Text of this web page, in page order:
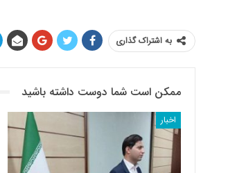
به اشتراک گذاری
ممکن است شما دوست داشته باشید
اخبار